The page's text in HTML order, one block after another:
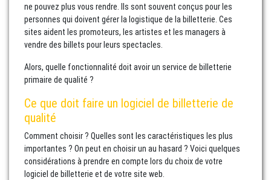
ne pouvez plus vous rendre. Ils sont souvent conçus pour les
personnes qui doivent gérer la logistique de la billetterie. Ces
sites aident les promoteurs, les artistes et les managers à
vendre des billets pour leurs spectacles.
Alors, quelle fonctionnalité doit avoir un service de billetterie
primaire de qualité ?
Ce que doit faire un logiciel de billetterie de
qualité
Comment choisir ? Quelles sont les caractéristiques les plus
importantes ? On peut en choisir un au hasard ? Voici quelques
considérations à prendre en compte lors du choix de votre
logiciel de billetterie et de votre site web.